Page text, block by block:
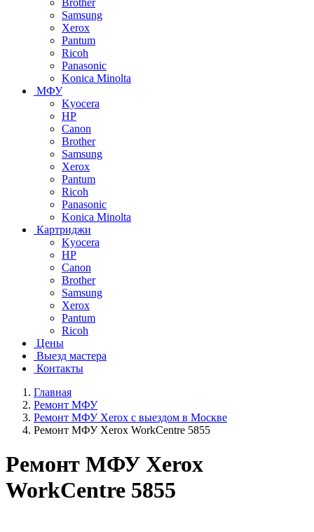
Brother
Samsung
Xerox
Pantum
Ricoh
Panasonic
Konica Minolta
МФУ
Kyocera
HP
Canon
Brother
Samsung
Xerox
Pantum
Ricoh
Panasonic
Konica Minolta
Картриджи
Kyocera
HP
Canon
Brother
Samsung
Xerox
Pantum
Ricoh
Цены
Выезд мастера
Контакты
Главная
Ремонт МФУ
Ремонт МФУ Xerox с выездом в Москве
Ремонт МФУ Xerox WorkCentre 5855
Ремонт МФУ Xerox
WorkCentre 5855